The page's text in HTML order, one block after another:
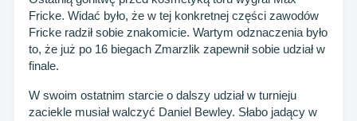
Fricke. Widać było, że w tej konkretnej części zawodów
Fricke radził sobie znakomicie. Wartym odznaczenia było
to, że już po 16 biegach Zmarzlik zapewnił sobie udział w
finale.
W swoim ostatnim starcie o dalszy udział w turnieju
zaciekle musiał walczyć Daniel Bewley. Słabo jadący w